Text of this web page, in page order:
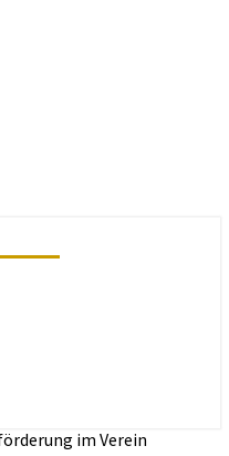
im Verein